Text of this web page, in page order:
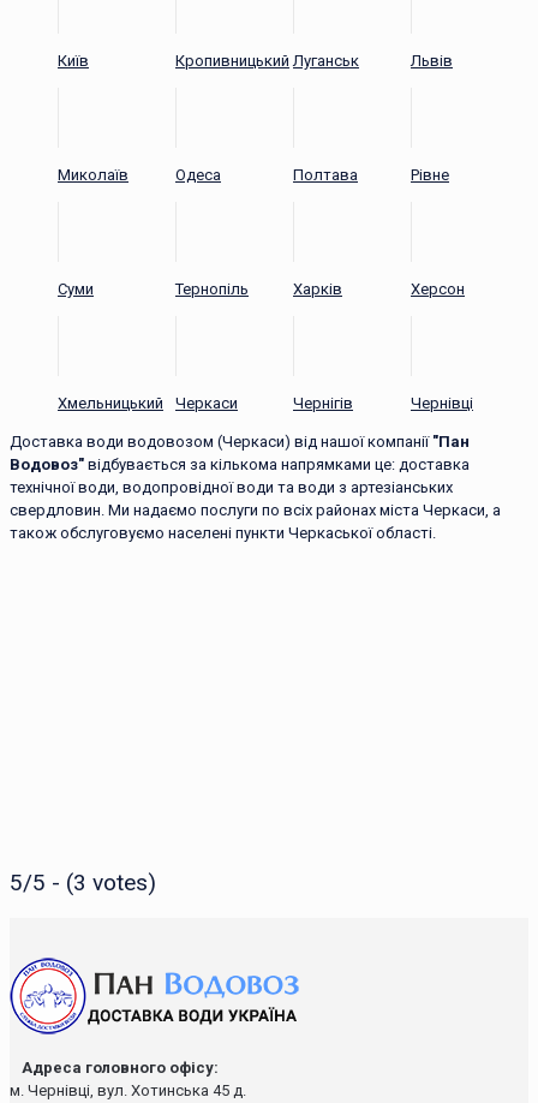
Київ Кропивницький Луганськ Львів
Миколаїв Одеса Полтава Рівне
Суми Тернопіль Харків Херсон
Хмельницький Черкаси Чернігів Чернівці
Доставка води водовозом (Черкаси) від нашої компанії "Пан
Водовоз" відбувається за кількома напрямками це: доставка
технічної води, водопровідної води та води з артезіанських
свердловин. Ми надаємо послуги по всіх районах міста Черкаси, а
також обслуговуємо населені пункти Черкаської області.
5/5 - (3 votes)
Адреса головного офісу:
м. Чернівці, вул. Хотинська 45 д.